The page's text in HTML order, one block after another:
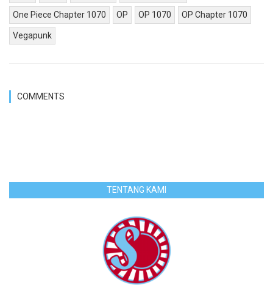
One Piece Chapter 1070 OP OP 1070 OP Chapter 1070
Vegapunk
COMMENTS
TENTANG KAMI